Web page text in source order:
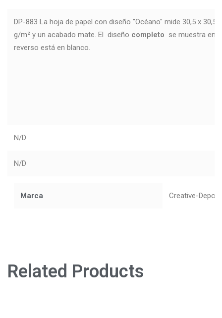
DP-883 La hoja de papel con diseño "Océano" mide 30,5 x 30,5
g/m² y un acabado mate. El diseño completo se muestra en
reverso está en blanco.
N/D
N/D
Marca Creative-Depot
Related Products